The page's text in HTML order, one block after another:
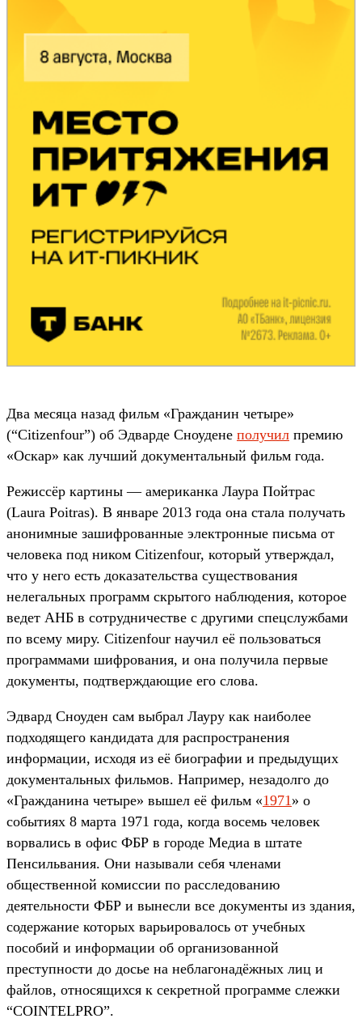
Два месяца назад фильм «Гражданин четыре»
(“Citizenfour”) об Эдварде Сноудене получил премию
«Оскар» как лучший документальный фильм года.
Режиссёр картины — американка Лаура Пойтрас
(Laura Poitras). В январе 2013 года она стала получать
анонимные зашифрованные электронные письма от
человека под ником Citizenfour, который утверждал,
что у него есть доказательства существования
нелегальных программ скрытого наблюдения, которое
ведет АНБ в сотрудничестве с другими спецслужбами
по всему миру. Citizenfour научил её пользоваться
программами шифрования, и она получила первые
документы, подтверждающие его слова.
Эдвард Сноуден сам выбрал Лауру как наиболее
подходящего кандидата для распространения
информации, исходя из её биографии и предыдущих
документальных фильмов. Например, незадолго до
«Гражданина четыре» вышел её фильм «1971 » о
событиях 8 марта 1971 года, когда восемь человек
ворвались в офис ФБР в городе Медиа в штате
Пенсильвания. Они называли себя членами
общественной комиссии по расследованию
деятельности ФБР и вынесли все документы из здания,
содержание которых варьировалось от учебных
пособий и информации об организованной
преступности до досье на неблагонадёжных лиц и
файлов, относящихся к секретной программе слежки
“COINTELPRO”.